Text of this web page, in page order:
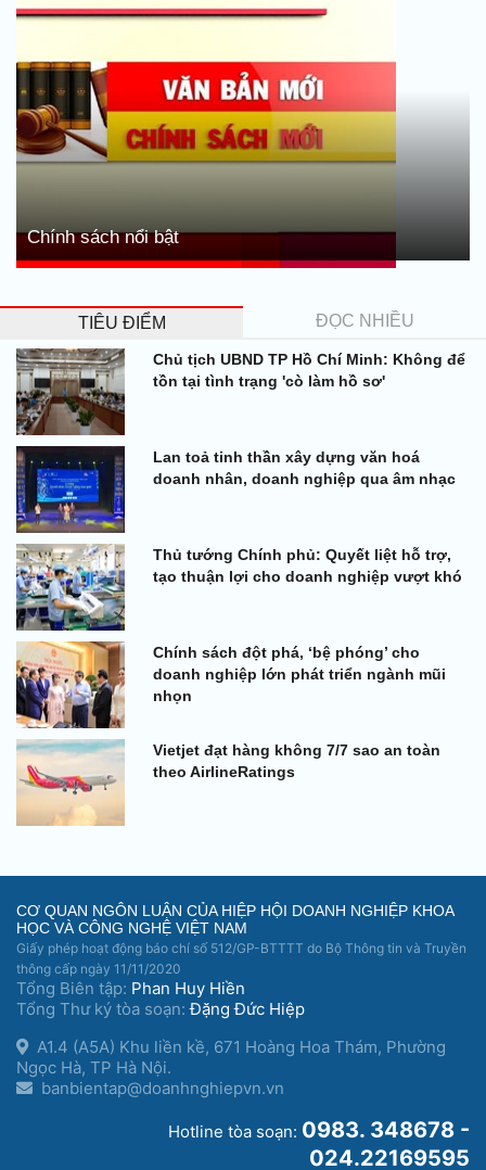
Chính sách nổi bật
TIÊU ĐIỂM ĐỌC NHIỀU
Chủ tịch UBND TP Hồ Chí Minh: Không để
tồn tại tình trạng 'cò làm hồ sơ'
Lan toả tinh thần xây dựng văn hoá
doanh nhân, doanh nghiệp qua âm nhạc
Thủ tướng Chính phủ: Quyết liệt hỗ trợ,
tạo thuận lợi cho doanh nghiệp vượt khó
Chính sách đột phá, ‘bệ phóng’ cho
doanh nghiệp lớn phát triển ngành mũi
nhọn
Vietjet đạt hàng không 7/7 sao an toàn
theo AirlineRatings
CƠ QUAN NGÔN LUẬN CỦA HIỆP HỘI DOANH NGHIỆP KHOA
HỌC VÀ CÔNG NGHỆ VIỆT NAM
Giấy phép hoạt động báo chí số 512/GP-BTTTT do Bộ Thông tin và Truyền
thông cấp ngày 11/11/2020
Tổng Biên tập: Phan Huy Hiền
Tổng Thư ký tòa soạn:Đặng Đức Hiệp
A1.4 (A5A) Khu liền kề, 671 Hoàng Hoa Thám, Phường
Ngọc Hà, TP Hà Nội.
banbientap@doanhnghiepvn.vn
Hotline tòa soạn: 0983. 348678 -
024.22169595